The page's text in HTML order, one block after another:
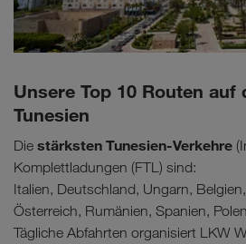
Unsere Top 10 Routen auf
Tunesien
Die stärksten Tunesien-Verkehre
Komplettladungen (FTL) sind:
Italien, Deutschland, Ungarn,
Österreich, Rumänien, Spanien,
Tägliche Abfahrten organisiert LKW